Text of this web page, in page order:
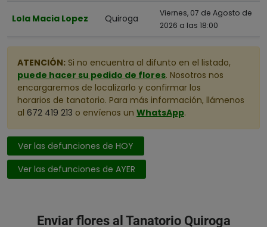
Lola Macia Lopez Quiroga
Viernes, 07 de Agosto de
2026 a las 18:00
ATENCIÓN: Si no encuentra al difunto en el listado,
puede hacer su pedido de flores. Nosotros nos
encargaremos de localizarlo y confirmar los
horarios de tanatorio. Para más información, llámenos
al 672 419 213 o envíenos un WhatsApp.
Ver las defunciones de HOY
Ver las defunciones de AYER
Enviar flores al Tanatorio Quiroga